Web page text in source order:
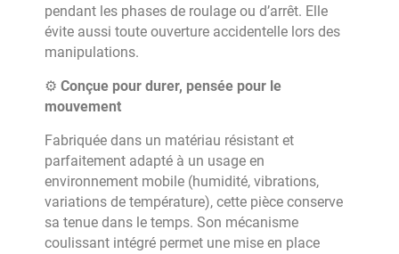
pendant les phases de roulage ou d’arrêt. Elle
évite aussi toute ouverture accidentelle lors des
manipulations.
⚙️ Conçue pour durer, pensée pour le
mouvement
Fabriquée dans un matériau résistant et
parfaitement adapté à un usage en
environnement mobile (humidité, vibrations,
variations de température), cette pièce conserve
sa tenue dans le temps. Son mécanisme
coulissant intégré permet une mise en place